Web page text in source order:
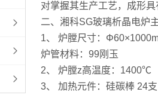
对掌握其生产工艺，成形具
二、湘科SG玻璃析晶电炉
1、 炉膛尺寸：
炉管材料：99刚玉
2、 炉膛z高温度：1400℃
3、 加热元件：硅碳棒 24支